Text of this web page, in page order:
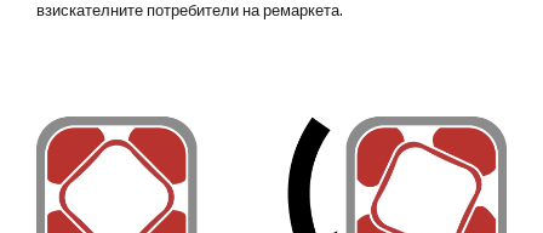
взискателните потребители на ремаркета.